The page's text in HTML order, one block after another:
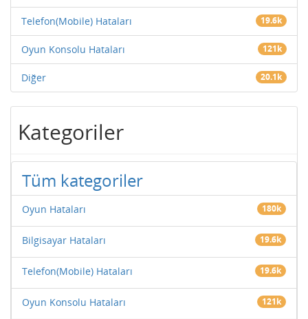
Telefon(Mobile) Hataları 19.6k
Oyun Konsolu Hataları 121k
Diğer 20.1k
Kategoriler
Tüm kategoriler
Oyun Hataları 180k
Bilgisayar Hataları 19.6k
Telefon(Mobile) Hataları 19.6k
Oyun Konsolu Hataları 121k